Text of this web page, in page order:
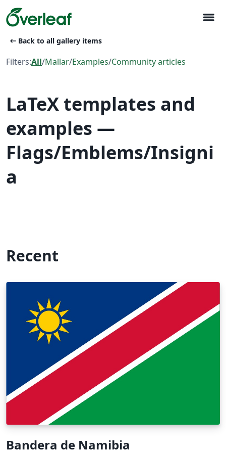
menu
arrow_left_alt Back to all gallery items
Filters:All/Mallar/Examples/Community articles
LaTeX templates and
examples —
Flags/Emblems/Insigni
a
Recent
Bandera de Namibia